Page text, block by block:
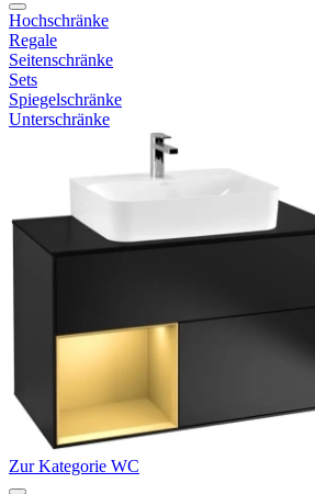
Hochschränke
Regale
Seitenschränke
Sets
Spiegelschränke
Unterschränke
Zur Kategorie WC